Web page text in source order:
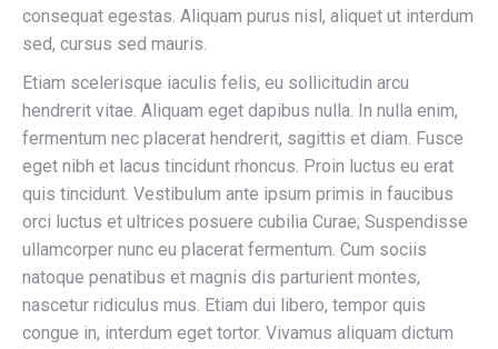
consequat egestas. Aliquam purus nisl, aliquet ut interdum
sed, cursus sed mauris.
Etiam scelerisque iaculis felis, eu sollicitudin arcu
hendrerit vitae. Aliquam eget dapibus nulla. In nulla enim,
fermentum nec placerat hendrerit, sagittis et diam. Fusce
eget nibh et lacus tincidunt rhoncus. Proin luctus eu erat
quis tincidunt. Vestibulum ante ipsum primis in faucibus
orci luctus et ultrices posuere cubilia Curae; Suspendisse
ullamcorper nunc eu placerat fermentum. Cum sociis
natoque penatibus et magnis dis parturient montes,
nascetur ridiculus mus. Etiam dui libero, tempor quis
congue in, interdum eget tortor. Vivamus aliquam dictum